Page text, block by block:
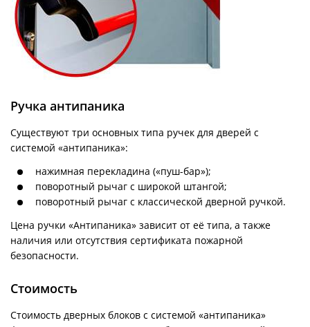
Ручка антипаника
Существуют три основных типа ручек для дверей с
системой «антипаника»:
нажимная перекладина («пуш-бар»);
поворотный рычаг с широкой штангой;
поворотный рычаг с классической дверной ручкой.
Цена ручки «Антипаника» зависит от её типа, а также
наличия или отсутствия сертификата пожарной
безопасности.
Стоимость
Стоимость дверных блоков с системой «антипаника»